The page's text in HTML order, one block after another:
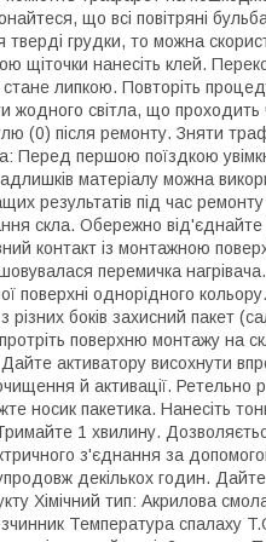
що всі повітряні
грудки, то можна
щіточки нанесіть клей.
стане липкою. Повторіть
жодного світла, що проходить
(0) після ремонту. Зняти
першою поїздкою
матеріалу можна
результатів під час
скла. Обережно від'єднайте
контакт із монтажною
перемичка
однорідного кольору.
боків захисний пакет
поверхню монтажу на
Дайте активатору висохнути
й активації. Ретельно
носик пакетика. Нанесіть
1 хвилину.
з'єднання за
декількох годин. Дайте
Хімічний тип: Акрилова
Температура спалаху